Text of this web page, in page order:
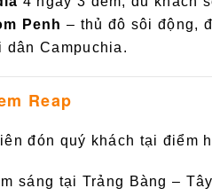
Penh – thủ đô sôi động,
Campuchia.
Reap
đón quý khách tại điểm
sáng tại Trảng Bàng –